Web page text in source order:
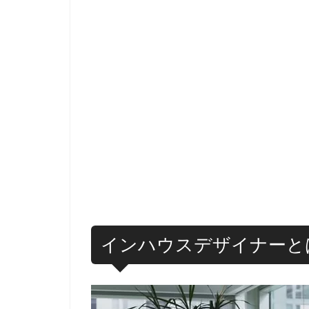
インハウスデザイナーと